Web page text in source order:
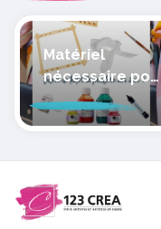
Matériel
nécessaire pour
peindre la soie